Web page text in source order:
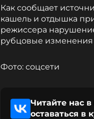
Как сообщает
кашель и отдышка
режиссера
рубцовые изменения
Фото: соцсети
Читайте нас
оставаться в